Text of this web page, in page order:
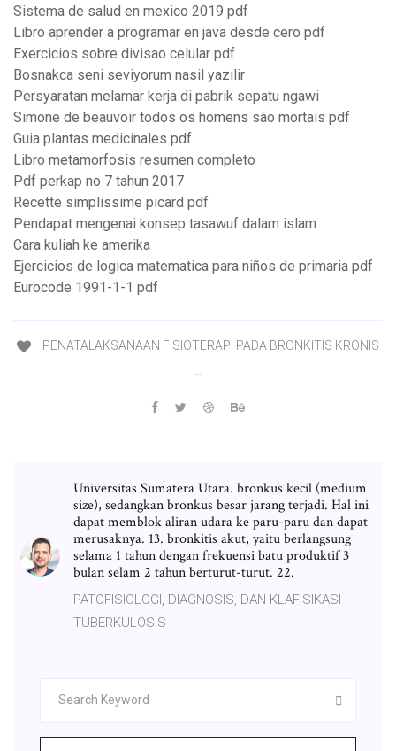
Sistema de salud en mexico 2019 pdf
Libro aprender a programar en java desde cero pdf
Exercicios sobre divisao celular pdf
Bosnakca seni seviyorum nasil yazilir
Persyaratan melamar kerja di pabrik sepatu ngawi
Simone de beauvoir todos os homens são mortais pdf
Guia plantas medicinales pdf
Libro metamorfosis resumen completo
Pdf perkap no 7 tahun 2017
Recette simplissime picard pdf
Pendapat mengenai konsep tasawuf dalam islam
Cara kuliah ke amerika
Ejercicios de logica matematica para niños de primaria pdf
Eurocode 1991-1-1 pdf
PENATALAKSANAAN FISIOTERAPI PADA BRONKITIS KRONIS
Universitas Sumatera Utara. bronkus kecil (medium
size), sedangkan bronkus besar jarang terjadi. Hal ini
dapat memblok aliran udara ke paru-paru dan dapat
merusaknya. 13. bronkitis akut, yaitu berlangsung
selama 1 tahun dengan frekuensi batu produktif 3
bulan selam 2 tahun berturut-turut. 22.
PATOFISIOLOGI, DIAGNOSIS, DAN KLAFISIKASI
TUBERKULOSIS